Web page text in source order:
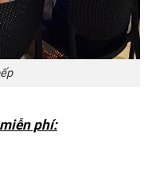
phí: